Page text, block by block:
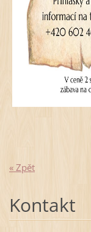
« Zpět
Kontakt